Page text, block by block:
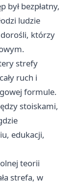
był bezpłatny,
ludzie
którzy
strefy
ruch i
formule.
stoiskami,
edukacji,
teorii
strefa, w